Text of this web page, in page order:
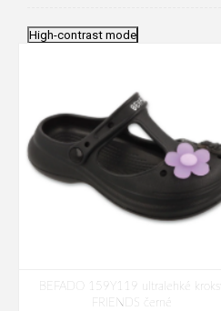
High-contrast mode
BEFADO 159Y119 ultralehké kroksy
FRIENDS černé